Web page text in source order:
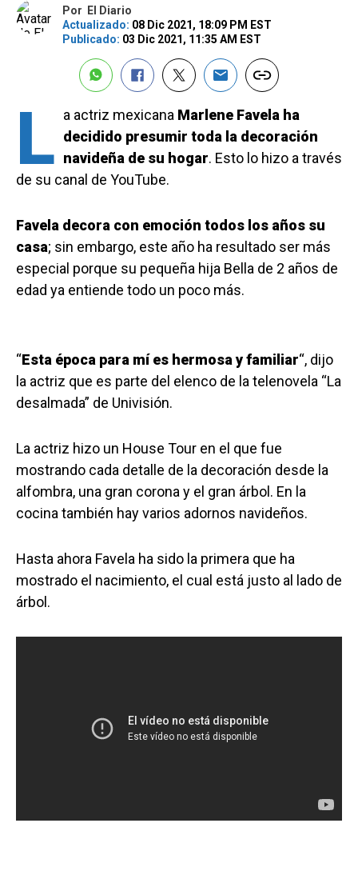
Por
El Diario
Actualizado: 08 Dic 2021, 18:09 PM EST
Publicado: 03 Dic 2021, 11:35 AM EST
L a actriz mexicana Marlene Favela ha
decidido presumir toda la decoración
navideña de su hogar. Esto lo hizo a través
de su canal de YouTube.
Favela decora con emoción todos los años su
casa; sin embargo, este año ha resultado ser más
especial porque su pequeña hija Bella de 2 años de
edad ya entiende todo un poco más.
“Esta época para mí es hermosa y familiar“, dijo
la actriz que es parte del elenco de la telenovela “La
desalmada” de Univisión.
La actriz hizo un House Tour en el que fue
mostrando cada detalle de la decoración desde la
alfombra, una gran corona y el gran árbol. En la
cocina también hay varios adornos navideños.
Hasta ahora Favela ha sido la primera que ha
mostrado el nacimiento, el cual está justo al lado de
árbol.